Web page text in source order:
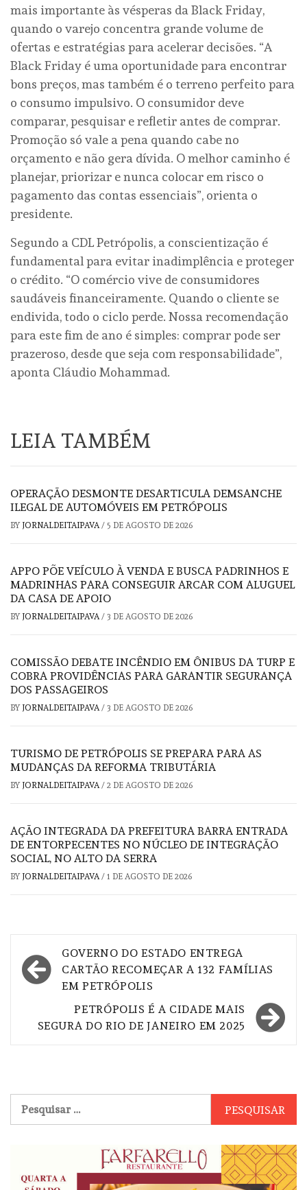
mais importante às vésperas da Black Friday,
quando o varejo concentra grande volume de
ofertas e estratégias para acelerar decisões. “A
Black Friday é uma oportunidade para encontrar
bons preços, mas também é o terreno perfeito para
o consumo impulsivo. O consumidor deve
comparar, pesquisar e refletir antes de comprar.
Promoção só vale a pena quando cabe no
orçamento e não gera dívida. O melhor caminho é
planejar, priorizar e nunca colocar em risco o
pagamento das contas essenciais”, orienta o
presidente.
Segundo a CDL Petrópolis, a conscientização é
fundamental para evitar inadimplência e proteger
o crédito. “O comércio vive de consumidores
saudáveis financeiramente. Quando o cliente se
endivida, todo o ciclo perde. Nossa recomendação
para este fim de ano é simples: comprar pode ser
prazeroso, desde que seja com responsabilidade”,
aponta Cláudio Mohammad.
LEIA TAMBÉM
OPERAÇÃO DESMONTE DESARTICULA DEMSANCHE
ILEGAL DE AUTOMÓVEIS EM PETRÓPOLIS
BY JORNALDEITAIPAVA/ 5 DE AGOSTO DE 2026
APPO PÕE VEÍCULO À VENDA E BUSCA PADRINHOS E
MADRINHAS PARA CONSEGUIR ARCAR COM ALUGUEL
DA CASA DE APOIO
BY JORNALDEITAIPAVA/ 3 DE AGOSTO DE 2026
COMISSÃO DEBATE INCÊNDIO EM ÔNIBUS DA TURP E
COBRA PROVIDÊNCIAS PARA GARANTIR SEGURANÇA
DOS PASSAGEIROS
BY JORNALDEITAIPAVA/ 3 DE AGOSTO DE 2026
TURISMO DE PETRÓPOLIS SE PREPARA PARA AS
MUDANÇAS DA REFORMA TRIBUTÁRIA
BY JORNALDEITAIPAVA/ 2 DE AGOSTO DE 2026
AÇÃO INTEGRADA DA PREFEITURA BARRA ENTRADA
DE ENTORPECENTES NO NÚCLEO DE INTEGRAÇÃO
SOCIAL, NO ALTO DA SERRA
BY JORNALDEITAIPAVA/ 1 DE AGOSTO DE 2026
Navegação
de
GOVERNO DO ESTADO ENTREGA
CARTÃO RECOMEÇAR A 132 FAMÍLIAS
EM PETRÓPOLIS
PETRÓPOLIS É A CIDADE MAIS
SEGURA DO RIO DE JANEIRO EM 2025
por: